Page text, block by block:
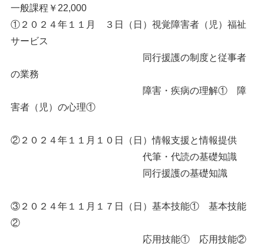
一般課程￥22,000
①２０２４年１１月 ３日（日）視覚障害者（児）福祉
サービス
同行援護の制度と従事者
の業務
障害・疾病の理解① 障
害者（児）の心理①
②２０２４年１１月１０日（日）情報支援と情報提供
代筆・代読の基礎知識
同行援護の基礎知識
③２０２４年１１月１７日（日）基本技能① 基本技能
②
応用技能① 応用技能②